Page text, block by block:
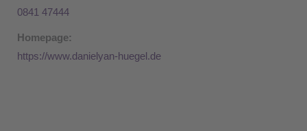
0841 47444
Homepage:
https://www.danielyan-huegel.de